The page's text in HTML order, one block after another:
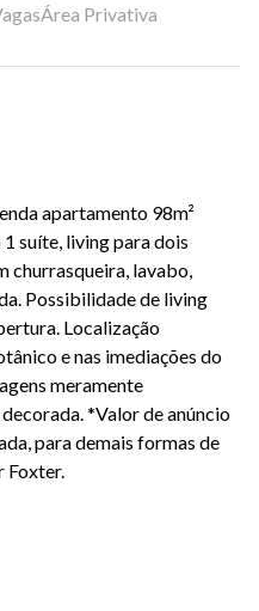
Área Privativa
apartamento 98m²
suíte, living para dois
churrasqueira, lavabo,
Possibilidade de living
Localização
e nas imediações do
meramente
*Valor de anúncio
para demais formas de
Foxter.